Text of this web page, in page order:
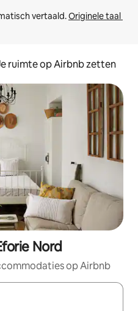
vertaald. Originele taal
ruimte op Airbnb zetten
Nord
op Airbnb
zijn, maak je een keuze